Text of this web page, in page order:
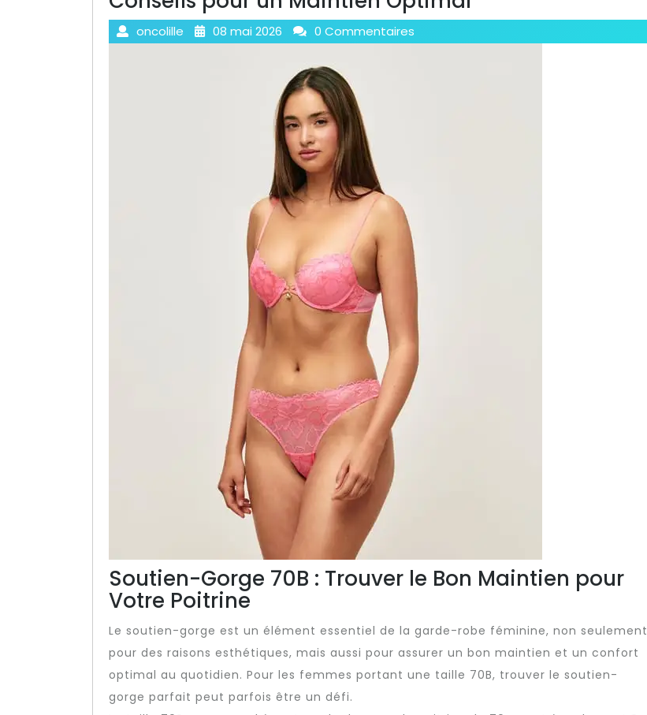
oncolille 08 mai 2026 0 Commentaires
Soutien-Gorge 70B : Trouver le Bon Maintien pour
Votre Poitrine
Le soutien-gorge est un élément essentiel de la garde-robe féminine, non seulement
pour des raisons esthétiques, mais aussi pour assurer un bon maintien et un confort
optimal au quotidien. Pour les femmes portant une taille 70B, trouver le soutien-
gorge parfait peut parfois être un défi.